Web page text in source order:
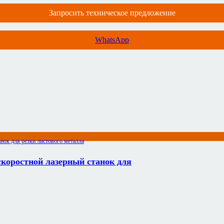
лазерный станок для
Запросить техническое предложение
WhatsApp